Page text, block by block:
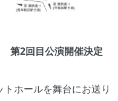
第2回目公演開催決定
ホールを舞台にお送り